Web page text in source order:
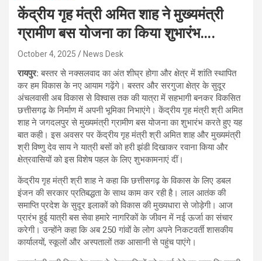
केंद्रीय गृह मंत्री अमित शाह ने मुख्यमंत्री
ग्रामीण बस योजना का किया शुभारंभ….
October 4, 2025 News Desk
रायपुर:बस्तर से नक्सलवाद का अंत शीघ्र होगा और क्षेत्र में शांति स्थापित
कर हम विकास के नए आयाम गढ़ेंगे। बस्तर और सरगुजा क्षेत्र के सुदूर
अंचलवासी अब विकास से विश्वास तक की यात्रा में सहभागी बनकर विकसित
छत्तीसगढ़ के निर्माण में अपनी भूमिका निभाएंगे। केंद्रीय गृह मंत्री श्री अमित
शाह ने जगदलपुर से मुख्यमंत्री ग्रामीण बस योजना का शुभारंभ करते हुए यह
बात कही। इस अवसर पर केंद्रीय गृह मंत्री श्री अमित शाह और मुख्यमंत्री
श्री विष्णु देव साय ने यात्री बसों को हरी झंडी दिखाकर रवाना किया और
क्षेत्रवासियों को इस विशेष पहल के लिए शुभकामनाएं दीं।
केंद्रीय गृह मंत्री श्री शाह ने कहा कि छत्तीसगढ़ के विकास के लिए डबल
इंजन की सरकार प्रतिबद्धता के साथ काम कर रही है। लाल आतंक की
समाप्ति प्रदेश के सुदूर इलाकों को विकास की मुख्यधारा से जोड़ेगी। आज
प्रारंभ हुई यात्री बस सेवा हमारे नागरिकों के जीवन में नई ऊर्जा का संचार
करेगी। उन्होंने कहा कि अब 250 गांवों के लोग अपने निकटवर्ती शासकीय
कार्यालयों, स्कूलों और अस्पतालों तक आसानी से पहुंच पाएंगे।